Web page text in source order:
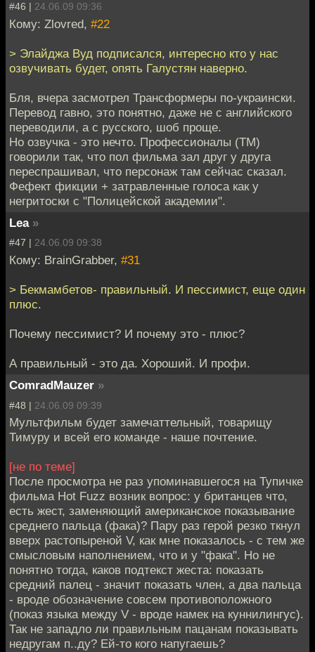
#46 | 24.06.09 09:36
Кому: Zlovred, #22
> Элайджа Вуд подписался, интересно кто у нас
озвучивать будет, опять Галустян наверно.
Бля, вчера засмотрел Трансформеры по-украински.
Перевод гавно, это понятно, даже не с английского
переводили, а с русского, шоб проще.
Но озвучка - это нечто. Профессионалы (ТМ)
говорили так, что пол фильма зал друг у друга
переспрашивал, что персонаж там сейчас сказал.
Фефект фикции + затравленные голоса как у
негритоски с "Полицейской академии".
Lea »
#47 | 24.06.09 09:38
Кому: BrainGrabber, #31
> Бекмамбетов- правильный. И пессимист, еще один
плюс.
Почему пессимист? И почему это - плюс?
А правильный - это да. Хороший. И профи.
ComradMauzer »
#48 | 24.06.09 09:39
Мультфильм будет замечаттельный, товарищу
Тимуру и всей его команде - наше почтение.
[не по теме]
После просмотра не раз упоминавшегося на Тупичке
фильма Hot Fuzz возник вопрос: у британцев что,
есть жест, заменяющий американское показывание
среднего пальца (фака)? Пару раз герой резко ткнул
вверх растопыреной V, как мне показалось - с тем же
смысловым наполнением, что и у "фака". Но не
понятно тогда, каков подтекст жеста: показать
средний палец - значит показать член, а два пальца
- вроде обозначение совсем противоположного
(показ языка между V - вроде намек на куннилингус).
Так не западло ли правильным пацанам показывать
недругам п..ду? Ей-то кого напугаешь?